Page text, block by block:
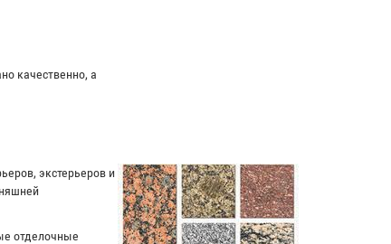
качественно, а
экстерьеров и
отделочные